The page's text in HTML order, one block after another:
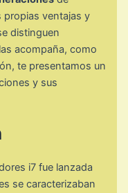
propias ventajas y
distinguen
acompaña, como
te presentamos un
y sus
i7 fue lanzada
se caracterizaban